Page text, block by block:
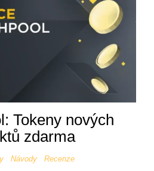
Tokeny nových
zdarma
Návody Recenze